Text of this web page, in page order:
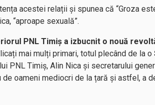
acestei relații și spunea că “Groza
“aproape sexuală”.
PNL Timiș a izbucnit o nouă
mai mulți primari, totul plecând de la o
PNL Timiș, Alin Nica și secretarului
oameni mediocri de la țară și astfel, a